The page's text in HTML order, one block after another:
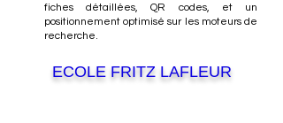
fiches détaillées, QR codes, et un
positionnement optimisé sur les moteurs de
recherche.
ECOLE FRITZ LAFLEUR